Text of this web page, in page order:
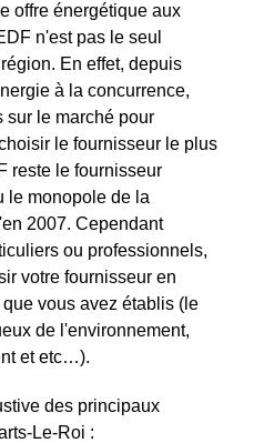
offre énergétique aux
n'est pas le seul
En effet, depuis
à la concurrence,
sur le marché pour
le fournisseur le plus
reste le fournisseur
le monopole de la
2007. Cependant
ou professionnels,
votre fournisseur en
vous avez établis (le
de l'environnement,
et etc…).
des principaux
Le-Roi :